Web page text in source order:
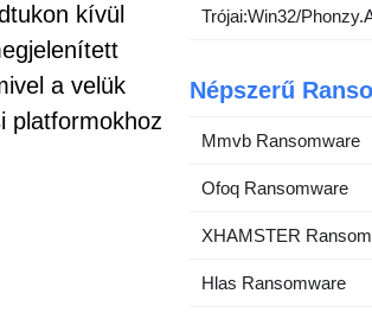
kívül
a velük
platformokhoz
Trójai:Win32/
Népszerű
Mmvb Ransomware
Ofoq Ransomware
XHAMSTER
Hlas Ransomware